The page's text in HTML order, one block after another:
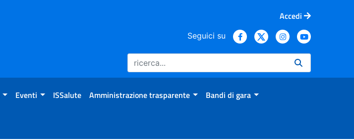
Accedi
Seguici su
Eventi ISSalute Amministrazione trasparente Bandi di gara